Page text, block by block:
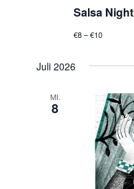
Salsa Night
€8 – €10
Juli 2026
MI.
8